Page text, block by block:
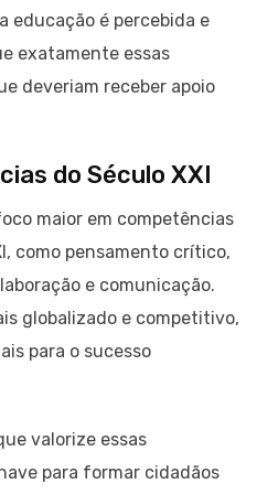
educação é percebida e
exatamente essas
deveriam receber apoio
do Século XXI
maior em competências
como pensamento crítico,
e comunicação.
globalizado e competitivo,
para o sucesso
valorize essas
para formar cidadãos